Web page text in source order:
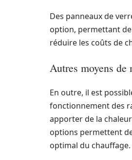
Des panneaux de
option, permettant
réduire les coûts de
Autres moyens de
En outre, il est
fonctionnement des
apporter de la
options permettent
optimal du chauffage.